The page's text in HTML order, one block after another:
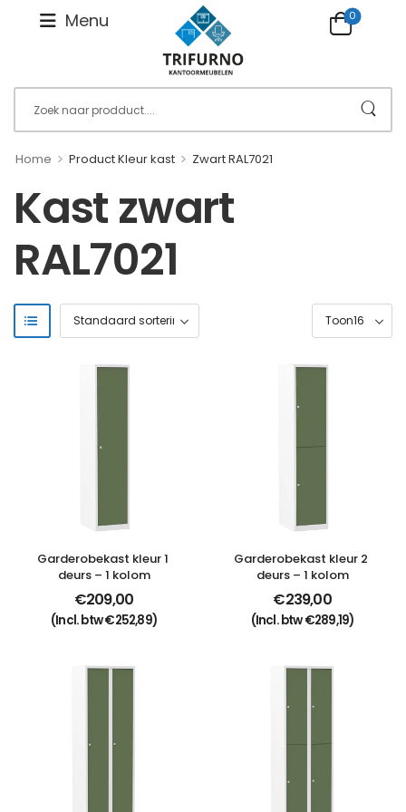
Menu 0
Home > Product Kleur kast > Zwart RAL7021
Kast zwart
RAL7021
Garderobekast kleur 1
deurs – 1 kolom
€209,00
(Incl. btw€252,89)
Garderobekast kleur 2
deurs – 1 kolom
€239,00
(Incl. btw€289,19)